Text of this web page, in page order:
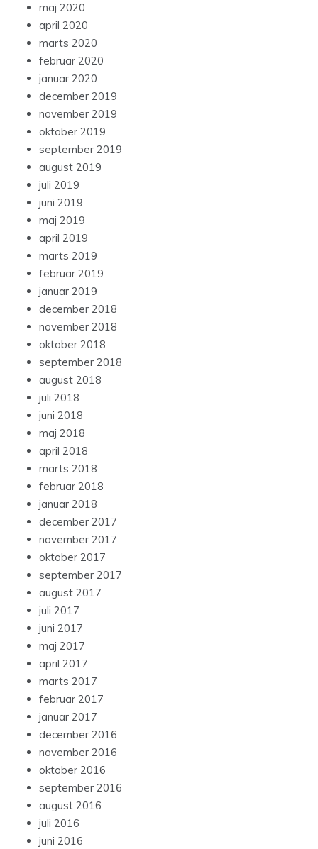
maj 2020
april 2020
marts 2020
februar 2020
januar 2020
december 2019
november 2019
oktober 2019
september 2019
august 2019
juli 2019
juni 2019
maj 2019
april 2019
marts 2019
februar 2019
januar 2019
december 2018
november 2018
oktober 2018
september 2018
august 2018
juli 2018
juni 2018
maj 2018
april 2018
marts 2018
februar 2018
januar 2018
december 2017
november 2017
oktober 2017
september 2017
august 2017
juli 2017
juni 2017
maj 2017
april 2017
marts 2017
februar 2017
januar 2017
december 2016
november 2016
oktober 2016
september 2016
august 2016
juli 2016
juni 2016